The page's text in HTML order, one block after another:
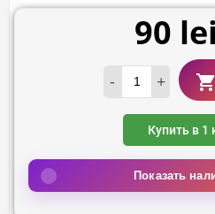
90 lei
- +
Купить в 1
Показать